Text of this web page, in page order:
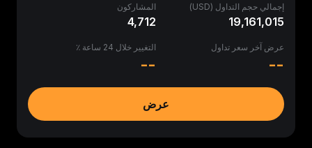
إجمالي حجم التداول (USD)
19,161,015
المشاركون
4,712
عرض آخر سعر تداول
--
التغيير خلال 24 ساعة ٪
--
عرض